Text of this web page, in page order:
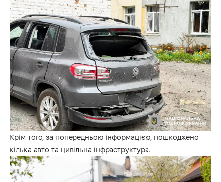
Крім того, за попередньою інформацією, пошкоджено
кілька авто та цивільна інфраструктура.